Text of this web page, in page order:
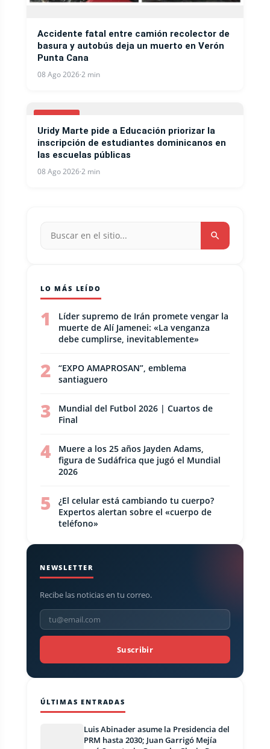
Accidente fatal entre camión recolector de
basura y autobús deja un muerto en Verón
Punta Cana
08 Ago 2026·2 min
LOCALES
Uridy Marte pide a Educación priorizar la
inscripción de estudiantes dominicanos en
las escuelas públicas
08 Ago 2026·2 min
LO MÁS LEÍDO
1
Líder supremo de Irán promete vengar la
muerte de Alí Jamenei: «La venganza
debe cumplirse, inevitablemente»
2
“EXPO AMAPROSAN”, emblema
santiaguero
3
Mundial del Futbol 2026 | Cuartos de
Final
4
Muere a los 25 años Jayden Adams,
figura de Sudáfrica que jugó el Mundial
2026
5
¿El celular está cambiando tu cuerpo?
Expertos alertan sobre el «cuerpo de
teléfono»
NEWSLETTER
Recibe las noticias en tu correo.
Suscribir
ÚLTIMAS ENTRADAS
Luis Abinader asume la Presidencia del
PRM hasta 2030; Juan Garrigó Mejía